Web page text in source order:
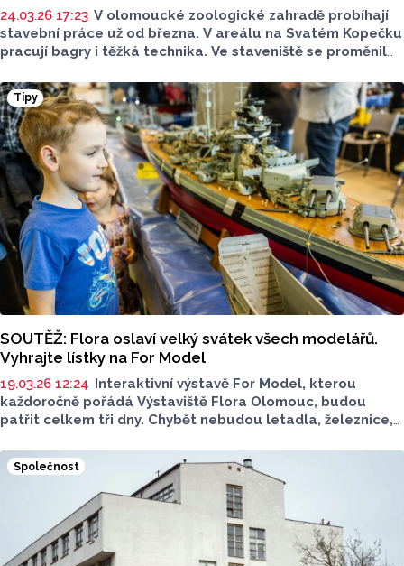
24.03.26 17:23 V olomoucké zoologické zahradě probíhají
stavební práce už od března. V areálu na Svatém Kopečku
pracují bagry i těžká technika. Ve staveniště se proměnil
vzdělávací centrum s největším žraločím akváriem v zemi
vyroste.
Tipy
SOUTĚŽ: Flora oslaví velký svátek všech modelářů.
Vyhrajte lístky na For Model
19.03.26 12:24 Interaktivní výstavě For Model, kterou
každoročně pořádá Výstaviště Flora Olomouc, budou
patřit celkem tři dny. Chybět nebudou letadla, železnice,
zdarma. Jak soutěžit? Stačí odpovědět na jednoduchou
otázku.
Společnost